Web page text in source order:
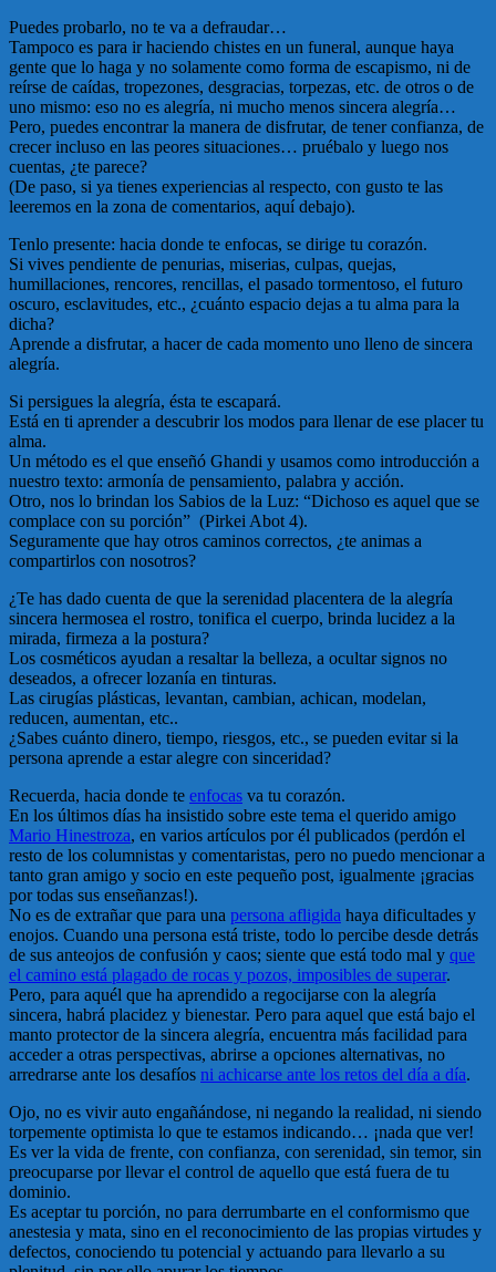
Puedes probarlo, no te va a defraudar…
Tampoco es para ir haciendo chistes en un funeral, aunque haya
gente que lo haga y no solamente como forma de escapismo, ni de
reírse de caídas, tropezones, desgracias, torpezas, etc. de otros o de
uno mismo: eso no es alegría, ni mucho menos sincera alegría…
Pero, puedes encontrar la manera de disfrutar, de tener confianza, de
crecer incluso en las peores situaciones… pruébalo y luego nos
cuentas, ¿te parece?
(De paso, si ya tienes experiencias al respecto, con gusto te las
leeremos en la zona de comentarios, aquí debajo).
Tenlo presente: hacia donde te enfocas, se dirige tu corazón.
Si vives pendiente de penurias, miserias, culpas, quejas,
humillaciones, rencores, rencillas, el pasado tormentoso, el futuro
oscuro, esclavitudes, etc., ¿cuánto espacio dejas a tu alma para la
dicha?
Aprende a disfrutar, a hacer de cada momento uno lleno de sincera
alegría.
Si persigues la alegría, ésta te escapará.
Está en ti aprender a descubrir los modos para llenar de ese placer tu
alma.
Un método es el que enseñó Ghandi y usamos como introducción a
nuestro texto: armonía de pensamiento, palabra y acción.
Otro, nos lo brindan los Sabios de la Luz: “Dichoso es aquel que se
complace con su porción” (Pirkei Abot 4).
Seguramente que hay otros caminos correctos, ¿te animas a
compartirlos con nosotros?
¿Te has dado cuenta de que la serenidad placentera de la alegría
sincera hermosea el rostro, tonifica el cuerpo, brinda lucidez a la
mirada, firmeza a la postura?
Los cosméticos ayudan a resaltar la belleza, a ocultar signos no
deseados, a ofrecer lozanía en tinturas.
Las cirugías plásticas, levantan, cambian, achican, modelan,
reducen, aumentan, etc..
¿Sabes cuánto dinero, tiempo, riesgos, etc., se pueden evitar si la
persona aprende a estar alegre con sinceridad?
Recuerda, hacia donde te enfocas va tu corazón.
En los últimos días ha insistido sobre este tema el querido amigo
Mario Hinestroza, en varios artículos por él publicados (perdón el
resto de los columnistas y comentaristas, pero no puedo mencionar a
tanto gran amigo y socio en este pequeño post, igualmente ¡gracias
por todas sus enseñanzas!).
No es de extrañar que para una persona afligida haya dificultades y
enojos. Cuando una persona está triste, todo lo percibe desde detrás
de sus anteojos de confusión y caos; siente que está todo mal y que
el camino está plagado de rocas y pozos, imposibles de superar.
Pero, para aquél que ha aprendido a regocijarse con la alegría
sincera, habrá placidez y bienestar. Pero para aquel que está bajo el
manto protector de la sincera alegría, encuentra más facilidad para
acceder a otras perspectivas, abrirse a opciones alternativas, no
arredrarse ante los desafíos ni achicarse ante los retos del día a día.
Ojo, no es vivir auto engañándose, ni negando la realidad, ni siendo
torpemente optimista lo que te estamos indicando… ¡nada que ver!
Es ver la vida de frente, con confianza, con serenidad, sin temor, sin
preocuparse por llevar el control de aquello que está fuera de tu
dominio.
Es aceptar tu porción, no para derrumbarte en el conformismo que
anestesia y mata, sino en el reconocimiento de las propias virtudes y
defectos, conociendo tu potencial y actuando para llevarlo a su